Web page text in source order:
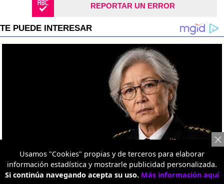
REPORTAR UN ERROR
Usamos "Cookies" propias y de terceros para elaborar
información estadística y mostrarle publicidad personalizada.
Si continúa navegando acepta su uso. Más información aquí